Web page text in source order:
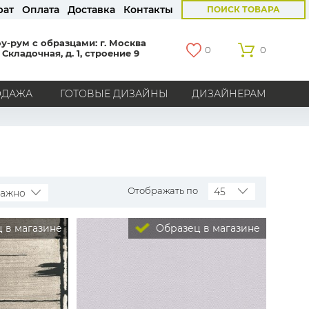
Оплата Доставка Контакты ПОИСК ТОВАРА
рум с образцами: г. Москва
Складочная, д. 1, строение 9
0 0
ГОТОВЫЕ ДИЗАЙНЫ ДИЗАЙНЕРАМ
Marburg
Loymina Milassa Aura
York
Khroma
Andrea Rossi
Bernardo Bartalucci
Zambaiti
KT-Exclusive Baoqili
AS Creation
Hygge Roll
Grandeco Rasch
Luna
Отображать по 45
магазине Образец в магазине